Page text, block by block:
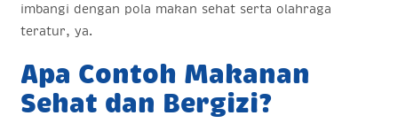
imbangi dengan pola makan sehat serta olahraga
teratur, ya.
Apa Contoh Makanan
Sehat dan Bergizi?